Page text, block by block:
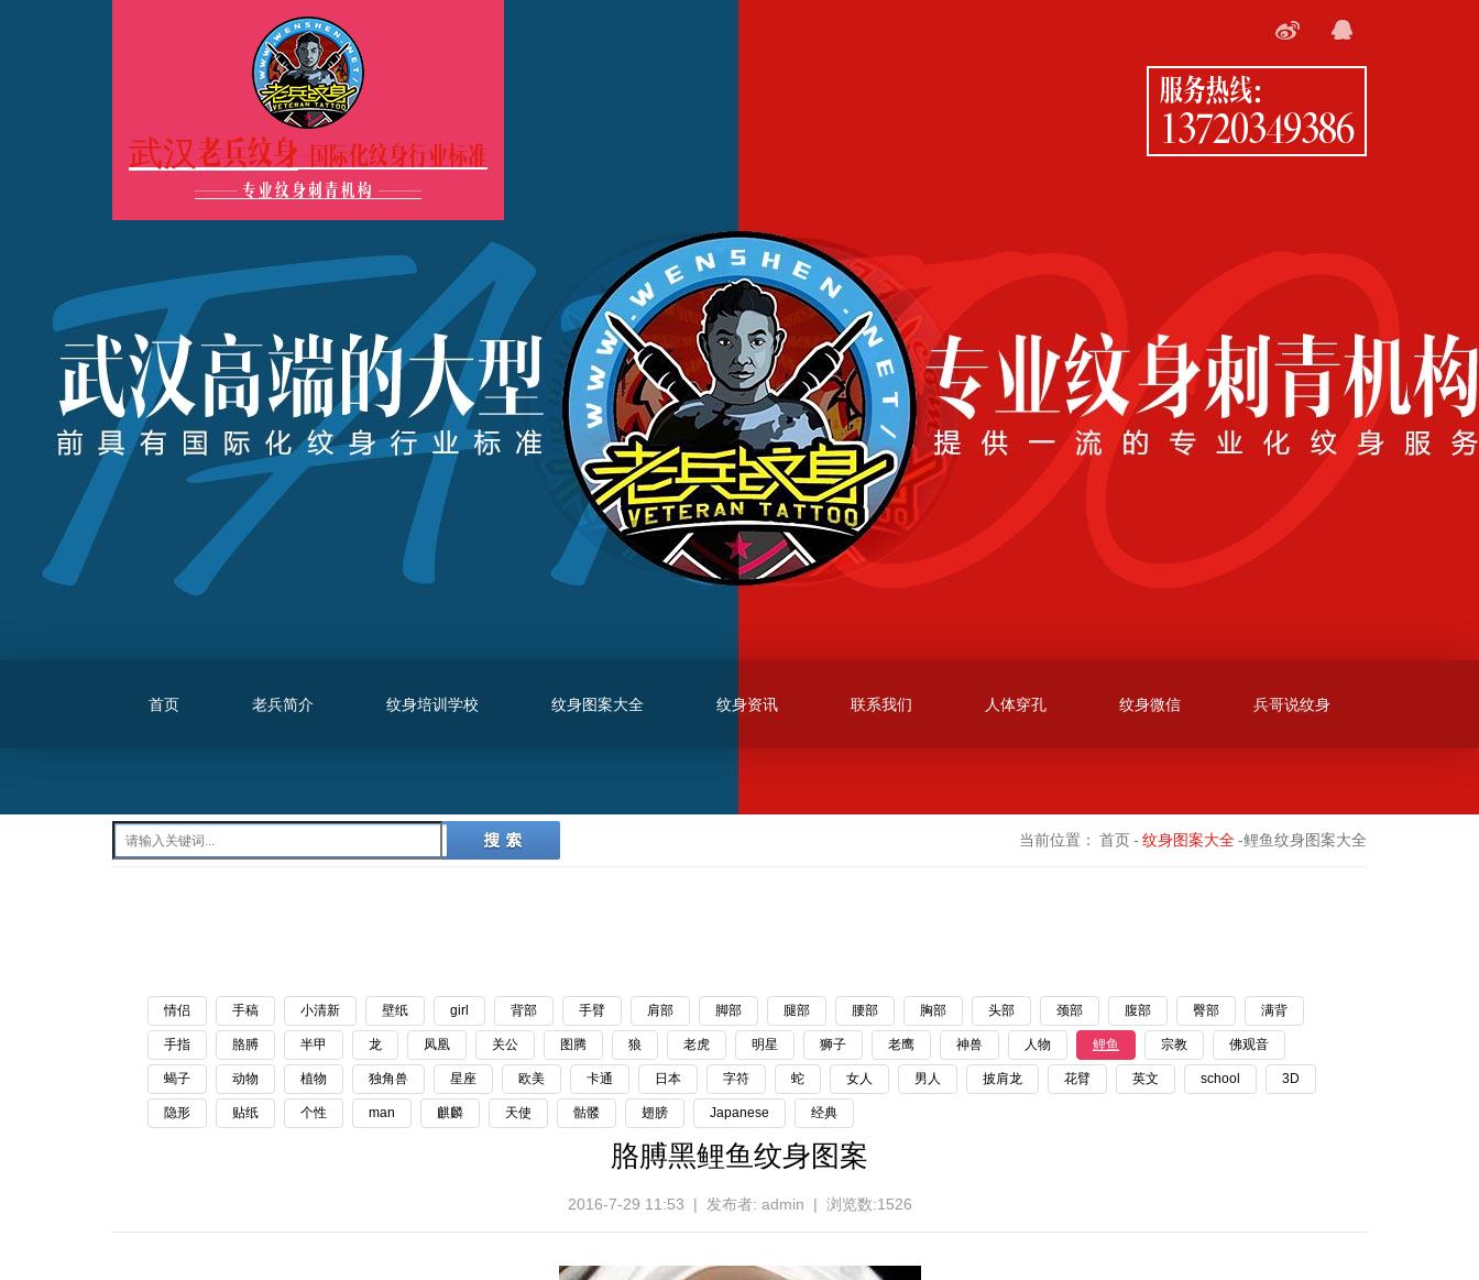
武汉老兵纹身-国际化纹身行业标准
——— 专业纹身刺青机构 ———
服务热线：
13720349386
首页 老兵简介 纹身培训学校 纹身图案大全 纹身资讯 联系我们 人体穿孔 纹身微信 兵哥说纹身
当前位置： 首页- 纹身图案大全-鲤鱼纹身图案大全
情侣 手稿 小清新 壁纸 girl 背部 手臂 肩部 脚部 腿部 腰部 胸部 头部 颈部 腹部 臀部 满背
手指 胳膊 半甲 龙 凤凰 关公 图腾 狼 老虎 明星 狮子 老鹰 神兽 人物 鲤鱼 宗教 佛观音
蝎子 动物 植物 独角兽 星座 欧美 卡通 日本 字符 蛇 女人 男人 披肩龙 花臂 英文 school 3D
隐形 贴纸 个性 man 麒麟 天使 骷髅 翅膀 Japanese 经典
胳膊黑鲤鱼纹身图案
2016-7-29 11:53 | 发布者: admin | 浏览数:1526